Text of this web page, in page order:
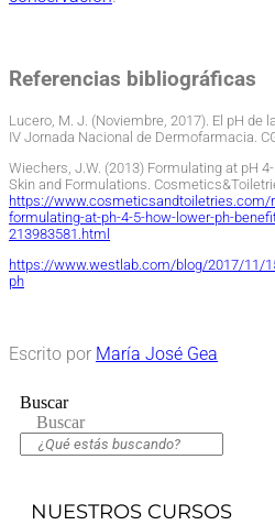
Referencias bibliográficas
Lucero, M. J. (Noviembre, 2017). El pH de
IV Jornada Nacional de Dermofarmacia.
Wiechers, J.W. (2013) Formulating at pH
Skin and Formulations.
https://
formulating-at-ph-4-5-how-lower-ph-
213983581.html
https://www.westlab.com/blog/2017/11/
ph
Escrito por María José Gea
Buscar
Buscar
NUESTROS CURSOS